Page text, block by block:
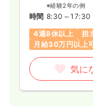
※経験2年の例
時間 8:30～17:30
4週8休以上
担
月給30万円以上
気に